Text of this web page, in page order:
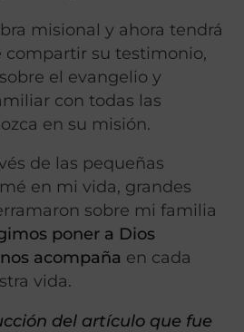
misional y ahora tendrá
compartir su testimonio,
el evangelio y
con todas las
en su misión.
de las pequeñas
en mi vida, grandes
sobre mi familia
poner a Dios
acompaña en cada
vida.
del artículo que fue